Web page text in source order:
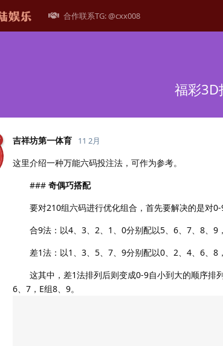
合作联系TG: @cxx008
福彩3D
吉祥坊第一体育 11 2月
这里介绍一种万能六码投注法，可作为参考。
### 奇偶巧搭配
要对210组六码进行优化组合，首先要解决的是对0-
合9法：以4、3、2、1、0分别配以5、6、7、8、9
差1法：以1、3、5、7、9分别配以0、2、4、6、8
这其中，差1法排列后则变成0-9自小到大的顺序排
6、7，E组8、9。